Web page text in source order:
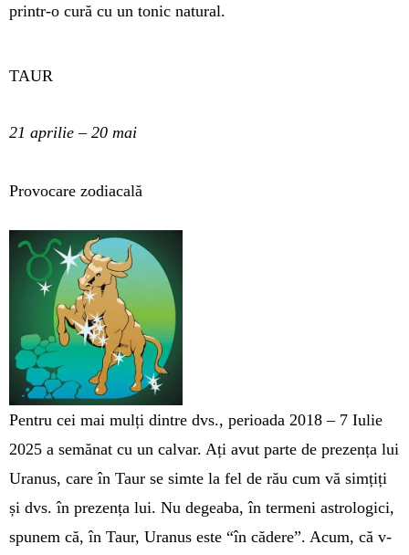
printr-o cură cu un tonic na­tural.
TAUR
21 aprilie – 20 mai
Provocare zodiacală
Pentru cei mai mulți dintre dvs., pe­rioa­da 2018 – 7 Iulie
2025 a se­mă­nat cu un calvar. Ați avut parte de pre­zența lui
Uranus, care în Taur se simte la fel de rău cum vă simțiți
și dvs. în prezența lui. Nu degeaba, în termeni astrologici,
spunem că, în Taur, Ura­nus este “în cădere”. Acum, că v-